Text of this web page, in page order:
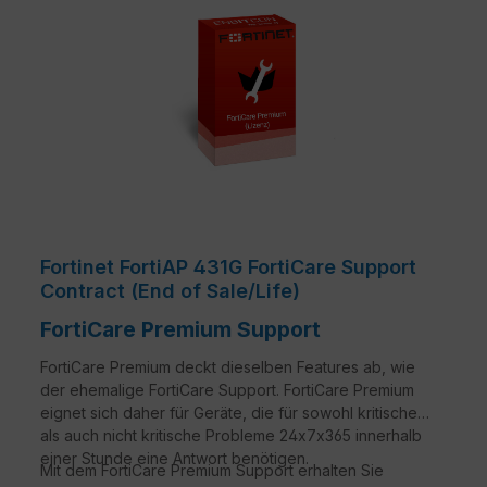
Fortinet FortiAP 431G FortiCare Support
Contract (End of Sale/Life)
FortiCare Premium Support
FortiCare Premium deckt dieselben Features ab, wie
der ehemalige FortiCare Support. FortiCare Premium
eignet sich daher für Geräte, die für sowohl kritische
als auch nicht kritische Probleme 24x7x365 innerhalb
einer Stunde eine Antwort benötigen.
Mit dem FortiCare Premium Support erhalten Sie